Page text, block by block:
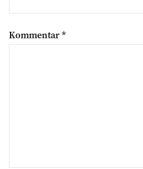
Kommentar*